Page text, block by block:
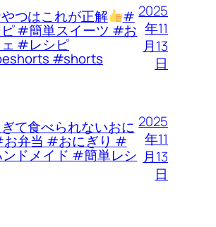
つはこれが正解 #
#簡単スイーツ #お
#レシピ
#shorts
2025
年11
月13
日
て食べられないおに
弁当 #おにぎり #
ドメイド #簡単レシ
2025
年11
月13
日